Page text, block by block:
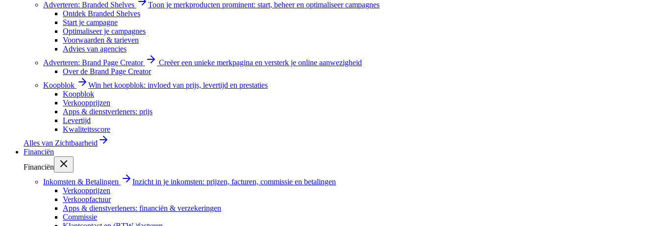
Adverteren: Branded Shelves
Toon je merkproducten prominent: start, beheer en optimaliseer campagnes
Ontdek Branded Shelves
Start je campagne
Optimaliseer je campagnes
Voorwaarden & tarieven
Advies van agencies
Adverteren: Brand Page Creator
Creëer een unieke merkpagina en versterk je online aanwezigheid
Over de Brand Page Creator
Koopblok
Win het koopblok: invloed van prijs, levertijd en prestaties
Koopblok
Verkoopprijzen
Apps & dienstverleners: prijs
Levertijd
Kwaliteitsscore
Alles van Zichtbaarheid
Financiën
Financiën
Inkomsten & Betalingen
Inzicht in je inkomsten: prijzen, facturen, commissie en betalingen
Verkoopprijzen
Verkoopfactuur
Apps & dienstverleners: financiën & verzekeringen
Commissie